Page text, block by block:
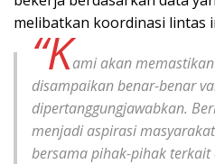
melibatkan koordinasi lintas
“Kami akan
disampaikan benar-benar
dipertanggungjawabkan.
menjadi aspirasi
bersama pihak-pihak